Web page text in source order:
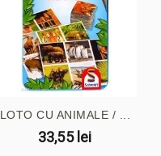
LOTO CU ANIMALE / ...
33,55 lei